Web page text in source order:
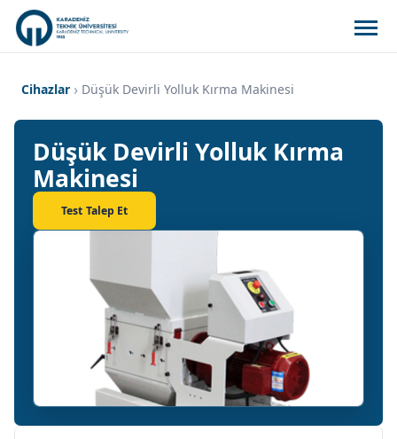
Cihazlar Düşük Devirli Yolluk Kırma Makinesi
Düşük Devirli Yolluk Kırma
Makinesi
Test Talep Et